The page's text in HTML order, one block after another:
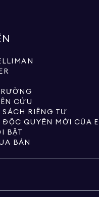
CỨU
RIÊNG TƯ
BẬT
BÁN